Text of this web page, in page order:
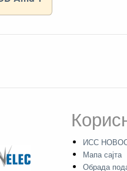
ИСС
Мапа сајта
Обрада